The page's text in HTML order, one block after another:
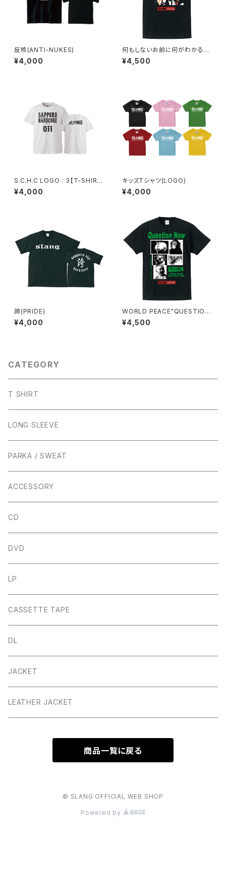
反核(ANTI-NUKES)
¥4,000
何もしないお前に何がわかる！
何もしないお前の何が変わる!!
【FULL COLOR T-SHIRT】
¥4,500
S.C.H.C LOGO : 3【T-SHIRT
: 白ボディ】
¥4,000
キッズTシャツ(LOGO)
¥4,000
誇(PRIDE)
¥4,000
WORLD PEACE"QUESTIO
N"NOW【FULL COLOR T-S
HIRT】
¥4,500
CATEGORY
T SHIRT
LONG SLEEVE
PARKA / SWEAT
ACCESSORY
CD
DVD
LP
CASSETTE TAPE
DL
JACKET
LEATHER JACKET
商品一覧に戻る
© SLANG OFFICIAL WEB SHOP
Powered by